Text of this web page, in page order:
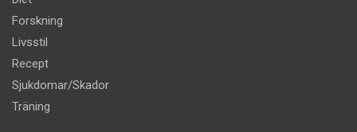
Forskning
Livsstil
Recept
Sjukdomar/Skador
Träning